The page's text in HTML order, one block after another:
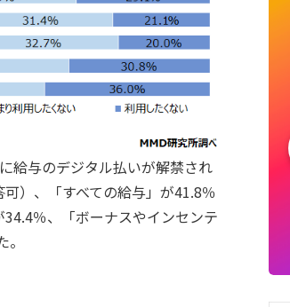
給与のデジタル払いが解禁され
）、「すべての給与」が41.8％
％、「ボーナスやインセンテ